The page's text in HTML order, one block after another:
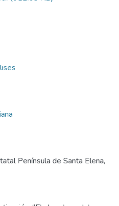
Península de Santa Elena,